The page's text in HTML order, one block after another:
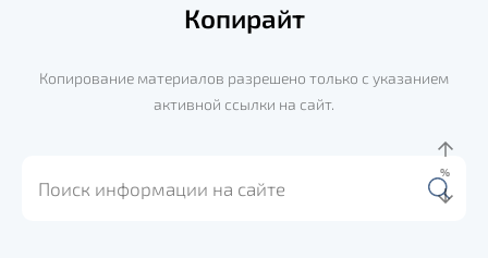
Копирайт
Копирование материалов разрешено только с указанием
активной ссылки на сайт.
%